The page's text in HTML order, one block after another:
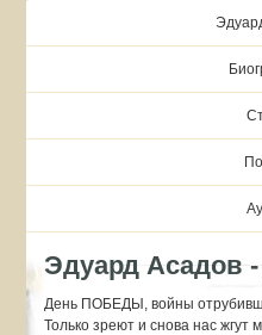
Эдуард
День ПОБЕДЫ, войны
Только зреют и снова нас жгут